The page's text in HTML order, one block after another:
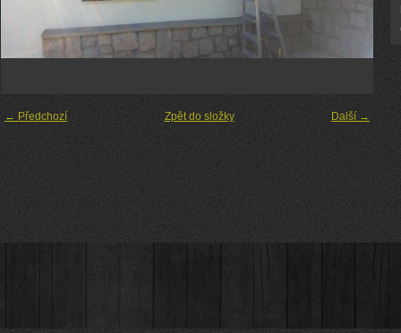
← Předchozí Další →
Zpět do složky